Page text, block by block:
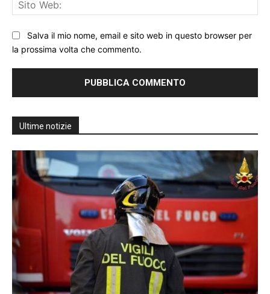
Salva il mio nome, email e sito web in questo browser per
la prossima volta che commento.
Ultime notizie